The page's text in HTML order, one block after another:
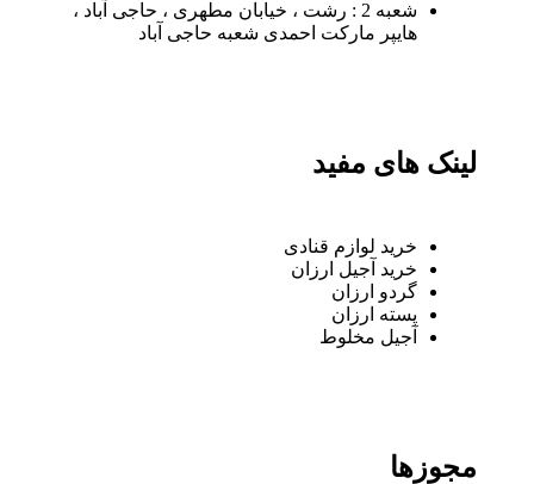
شعبه 2 : رشت ، خیابان مطهری ، حاجی آباد ،
هایپر مارکت احمدی شعبه حاجی آباد
لینک های مفید
خرید لوازم قنادی
خرید آجیل ارزان
گردو ارزان
پسته ارزان
آجیل مخلوط
مجوزها